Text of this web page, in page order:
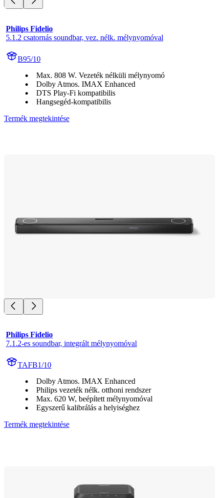
Philips Fidelio
5.1.2 csatornás soundbar, vez. nélk. mélynyomóval
B95/10
Max. 808 W. Vezeték nélküli mélynyomó
Dolby Atmos. IMAX Enhanced
DTS Play-Fi kompatibilis
Hangsegéd-kompatibilis
Termék megtekintése
Philips Fidelio
7.1.2-es soundbar, integrált mélynyomóval
TAFB1/10
Dolby Atmos. IMAX Enhanced
Philips vezeték nélk. otthoni rendszer
Max. 620 W, beépített mélynyomóval
Egyszerű kalibrálás a helyiséghez
Termék megtekintése